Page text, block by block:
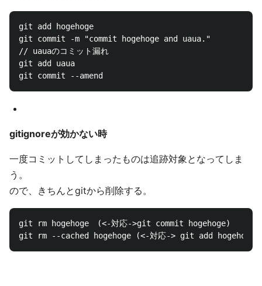
git add hogehoge
git commit -m "commit hogehoge and uaua."
// uauaのコミット漏れ
git add uaua
gitignoreが効かない時
一度コミットしてしまったものは追跡対象となってしま
う。
ので、きちんとgitから削除する。
git rm hogehoge　(<-対応->git commit hogehoge)